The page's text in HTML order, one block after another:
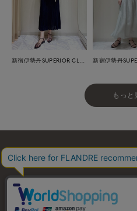
もっと
お問い合わせ 利用規約
特定商取引・古物営業法に